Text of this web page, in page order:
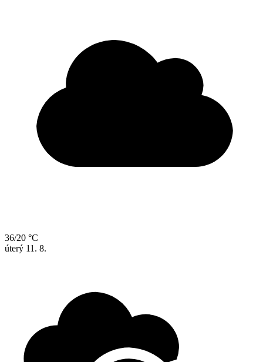
36/20 °C
úterý 11. 8.